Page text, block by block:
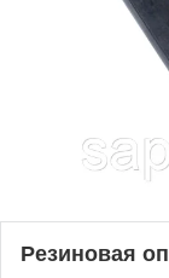
Резиновая